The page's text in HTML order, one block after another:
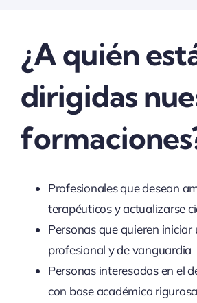
¿A quién
dirigidas
Profesionales que desean
terapéuticos y actualizarse
Personas que quieren iniciar
profesional y de vanguardia
Personas interesadas en el
con base académica